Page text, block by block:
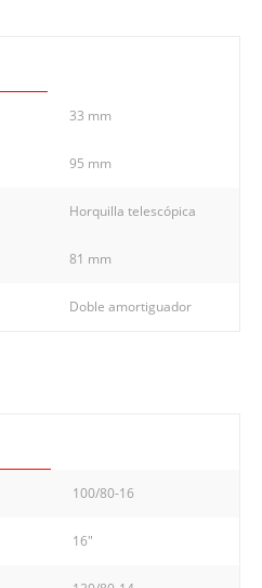
33 mm
95 mm
Horquilla telescópica
81 mm
Doble amortiguador
100/80-16
16"